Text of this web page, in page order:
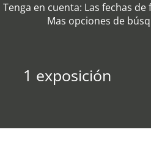
Tenga en cuenta: Las fechas
Mas opciones de
1 exposición